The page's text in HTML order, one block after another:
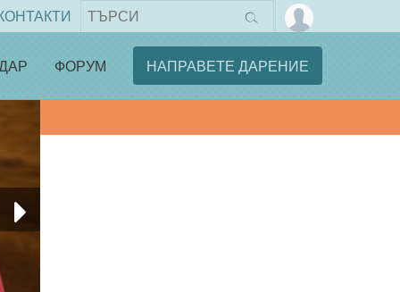
ФОРУМ НАПРАВЕТЕ ДАРЕНИЕ